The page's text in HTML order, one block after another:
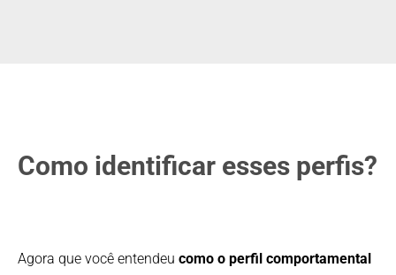
Como identificar esses perfis?
Agora que você entendeu como o perfil comportamental